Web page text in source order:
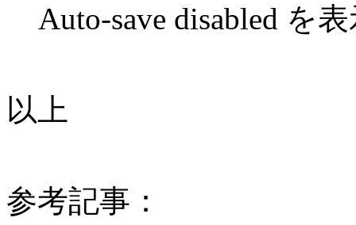
Auto-save disabled を
以上
参考記事：